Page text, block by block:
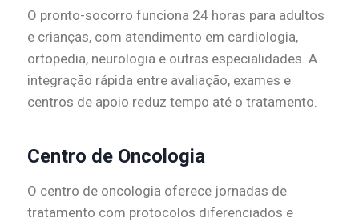
O pronto-socorro funciona 24 horas para adultos
e crianças, com atendimento em cardiologia,
ortopedia, neurologia e outras especialidades. A
integração rápida entre avaliação, exames e
centros de apoio reduz tempo até o tratamento.
Centro de Oncologia
O centro de oncologia oferece jornadas de
tratamento com protocolos diferenciados e